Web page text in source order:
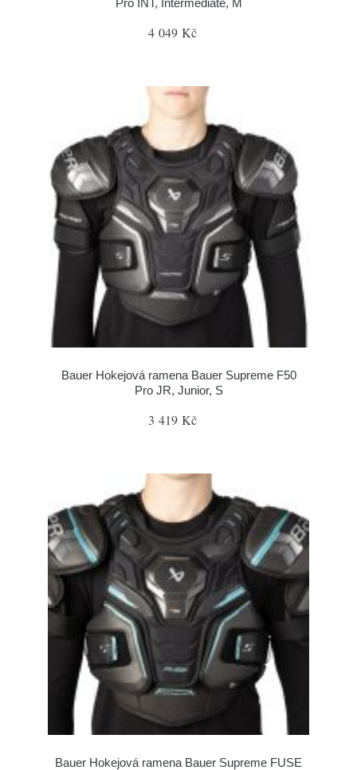
Pro INT, Intermediate, M
4 049 Kč
Bauer Hokejová ramena Bauer Supreme F50
Pro JR, Junior, S
3 419 Kč
Bauer Hokejová ramena Bauer Supreme FUSE